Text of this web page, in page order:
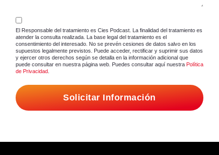
El Responsable del tratamiento es Cies Podcast. La finalidad del tratamiento es
atender la consulta realizada. La base legal del tratamiento es el
consentimiento del interesado. No se prevén cesiones de datos salvo en los
supuestos legalmente previstos. Puede acceder, rectificar y suprimir sus datos
y ejercer otros derechos según se detalla en la información adicional que
puede consultar en nuestra página web. Puedes consultar aquí nuestra Política
de Privacidad
Solicitar Información